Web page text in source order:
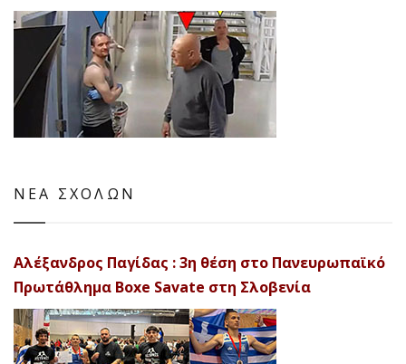
ΝΕΑ ΣΧΟΛΩΝ
Αλέξανδρος Παγίδας : 3η θέση στο Πανευρωπαϊκό
Πρωτάθλημα Boxe Savate στη Σλοβενία